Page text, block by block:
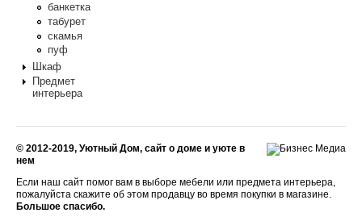
банкетка
табурет
скамья
пуф
Шкаф
Предмет
интерьера
© 2012-2019, Уютный Дом, сайт о доме и уюте в
нем
Если наш сайт помог вам в выборе мебели или предмета интерьера,
пожалуйста скажите об этом продавцу во время покупки в магазине.
Большое спасибо.